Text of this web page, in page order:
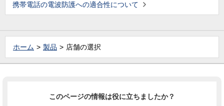
携帯電話の電波防護への適合性について
ホーム 製品 店舗の選択
このページの情報は役に立ちましたか？